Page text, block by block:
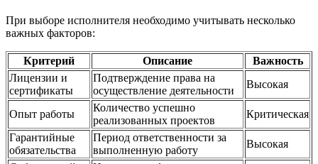
При выборе исполнителя необходимо учитывать несколько
важных факторов:
Критерий Описание
Важность
Лицензии и
сертификаты
Подтверждение права на
осуществление деятельности
Высокая
Опыт работы
Количество успешно
реализованных проектов
Критическая
Гарантийные
обязательства
Период ответственности за
выполненную работу
Высокая